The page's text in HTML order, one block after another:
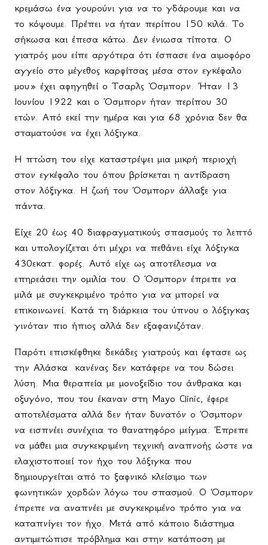
κρεμάσω ένα γουρούνι για να το γδάρουμε και να
το κόψουμε. Πρέπει να ήταν περίπου 150 κιλά. Το
σήκωσα και έπεσα κάτω. Δεν ένιωσα τίποτα. Ο
γιατρός μου είπε αργότερα ότι έσπασε ένα αιμοφόρο
αγγείο στο μέγεθος καρφίτσας μέσα στον εγκέφαλο
μου» έχει αφηγηθεί ο Τσαρλς Όσμπορν. Ήταν 13
Ιουνίου 1922 και ο Όσμπορν ήταν περίπου 30
ετών. Από εκεί την ημέρα και για 68 χρόνια δεν θα
σταματούσε να έχει λόξιγκα.
Η πτώση του είχε καταστρέψει μια μικρή περιοχή
στον εγκέφαλο του όπου βρίσκεται η αντίδραση
στον λόξιγκα. Η ζωή του Όσμπορν άλλαξε για
πάντα.
Είχε 20 έως 40 διαφραγματικούς σπασμούς το λεπτό
και υπολογίζεται ότι μέχρι να πεθάνει είχε λόξιγκα
430εκατ. φορές. Αυτό είχε ως αποτέλεσμα να
επηρεάσει την ομιλία του. Ο Όσμπορν έπρεπε να
μιλά με συγκεκριμένο τρόπο για να μπορεί να
επικοινωνεί. Κατά τη διάρκεια του ύπνου ο λόξιγκας
γινόταν πιο ήπιος αλλά δεν εξαφανιζόταν.
Παρότι επισκέφθηκε δεκάδες γιατρούς και έφτασε ως
την Αλάσκα
κανένας δεν κατάφερε να του δώσει
λύση. Μια θεραπεία με μονοξείδιο του άνθρακα και
οξυγόνο, που του έκαναν στη Mayo Clinic, έφερε
αποτελέσματα αλλά δεν ήταν δυνατόν ο Όσμπορν
να εισπνέει συνέχεια το θανατηφόρο μείγμα. Έπρεπε
να μάθει μια συγκεκριμένη τεχνική αναπνοής ώστε να
ελαχιστοποιεί τον ήχο του λόξιγκα που
δημιουργείται από το ξαφνικό κλείσιμο των
φωνητικών χορδών λόγω του σπασμού. Ο Όσμπορν
έπρεπε να αναπνέει με συγκεκριμένο τρόπο για να
καταπνίγει τον ήχο. Μετά από κάποιο διάστημα
αντιμετώπισε πρόβλημα και στην κατάποση με